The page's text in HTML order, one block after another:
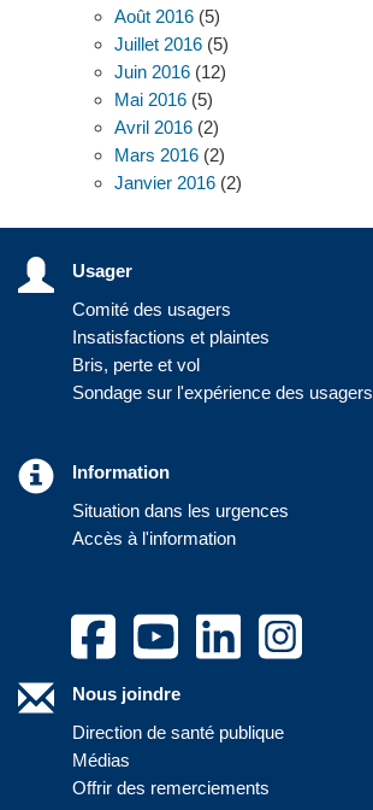
Août 2016 (5)
Juillet 2016 (5)
Juin 2016 (12)
Mai 2016 (5)
Avril 2016 (2)
Mars 2016 (2)
Janvier 2016 (2)
Usager
Comité des usagers
Insatisfactions et plaintes
Bris, perte et vol
Sondage sur l'expérience des usagers
Information
Situation dans les urgences
Accès à l'information
Nous joindre
Direction de santé publique
Médias
Offrir des remerciements